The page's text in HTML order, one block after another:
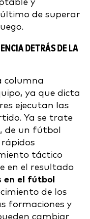
y
de superar
DETRÁS DE LA
columna
ya que dicta
ejecutan las
Ya se trate
de un fútbol
rápidos
táctico
en el resultado
en el fútbol
de los
formaciones y
cambiar